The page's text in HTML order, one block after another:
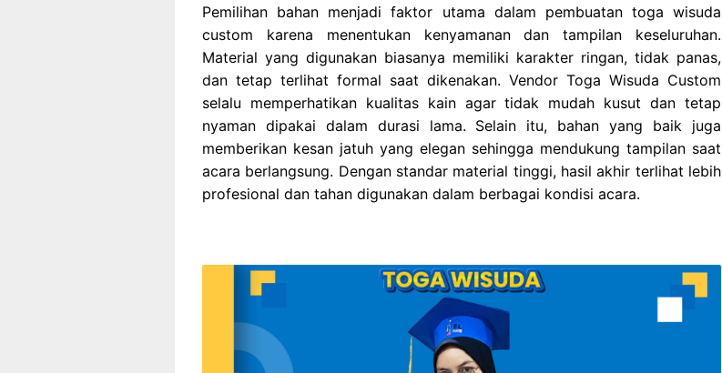
Pemilihan bahan menjadi faktor utama dalam pembuatan toga wisuda
custom karena menentukan kenyamanan dan tampilan keseluruhan.
Material yang digunakan biasanya memiliki karakter ringan, tidak panas,
dan tetap terlihat formal saat dikenakan. Vendor Toga Wisuda Custom
selalu memperhatikan kualitas kain agar tidak mudah kusut dan tetap
nyaman dipakai dalam durasi lama. Selain itu, bahan yang baik juga
memberikan kesan jatuh yang elegan sehingga mendukung tampilan saat
acara berlangsung. Dengan standar material tinggi, hasil akhir terlihat lebih
profesional dan tahan digunakan dalam berbagai kondisi acara.